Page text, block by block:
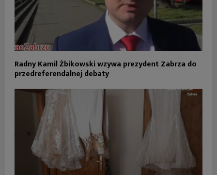
Radny Kamil Żbikowski wzywa prezydent Zabrza do
przedreferendalnej debaty